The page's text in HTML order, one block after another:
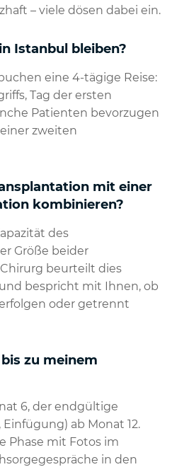
– viele dösen dabei ein.
Istanbul bleiben?
eine 4-tägige Reise:
Tag der ersten
Patienten bevorzugen
zweiten
mit einer
kombinieren?
des
Größe beider
beurteilt dies
bespricht mit Ihnen, ob
oder getrennt
zu meinem
6, der endgültige
ab Monat 12.
Phase mit Fotos im
in den